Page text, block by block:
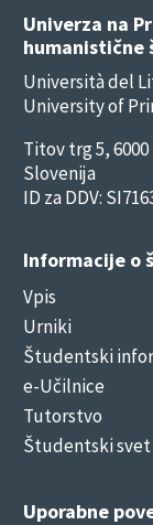
Univerza na
humanistične
Università del
University of
Titov trg 5,
Slovenija
ID za DDV:
Informacije o
Vpis
Urniki
Študentski
e-Učilnice
Tutorstvo
Študentski svet
Uporabne